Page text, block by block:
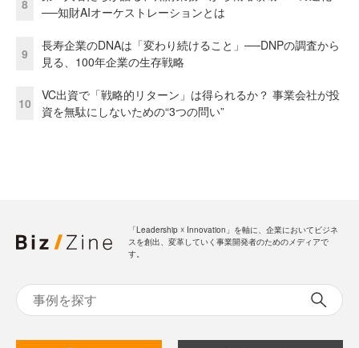
8
──知財AIオーケストレーションとは
9
長寿企業のDNAは「変わり続けること」──DNPの調査から
見る、100年企業の生存戦略
10
VC出資で「戦略的リターン」は得られるか？ 事業会社が投
資を無駄にしないための“3つの問い”
「Leadership ☓ Innovation」を軸に、企業においてビジネ
スを創出、変革していく事業開発者のためのメディアで
す。